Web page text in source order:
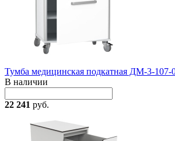
Тумба медицинская подкатная ДМ-3-107-
В наличии
22 241 руб.